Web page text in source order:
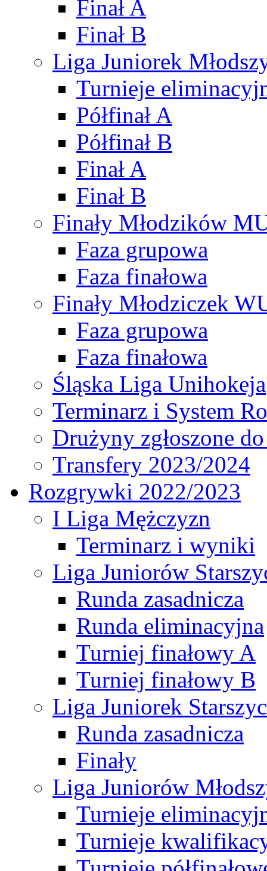
Finał A
Finał B
Liga Juniorek
Turnieje
Półfinał A
Półfinał B
Finał A
Finał B
Finały Młodzików
Faza grupowa
Faza finałowa
Finały Młodziczek
Faza grupowa
Faza finałowa
Śląska Liga Unihokeja
Terminarz i System
Drużyny zgłoszone
Transfery 2023/2024
Rozgrywki 2022/2023
I Liga Mężczyzn
Terminarz i wyniki
Liga Juniorów
Runda zasadnicza
Runda eliminacyjna
Turniej finałowy A
Turniej finałowy B
Liga Juniorek
Runda zasadnicza
Finały
Liga Juniorów
Turnieje
Turnieje